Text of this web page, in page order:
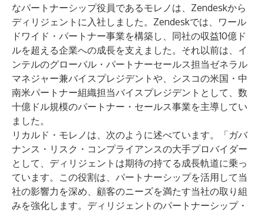
なパートナーシップ役員であるモレノは、Zendeskから
ディリジェントに入社しました。Zendeskでは、ワール
ドワイド・パートナー事業を構築し、同社の収益10億ド
ルを超える企業への成長を支えました。それ以前は、イ
ンテルのグローバル・パートナーセールス担当ゼネラル
マネジャー兼バイスプレジデントや、シスコの米国・中
南米パートナー組織担当バイスプレジデントとして、数
十億ドル規模のパートナー・セールス事業を主導してい
ました。
リカルド・モレノは、次のように述べています。「ガバ
ナンス・リスク・コンプライアンスの大手プロバイダー
として、ディリジェントは期待の持てる成長軌道に乗っ
ています。この役割は、パートナーシップを活用して当
社の影響力を深め、顧客のニーズを満たす当社の取り組
みを強化します。ディリジェントのパートナーシップ・